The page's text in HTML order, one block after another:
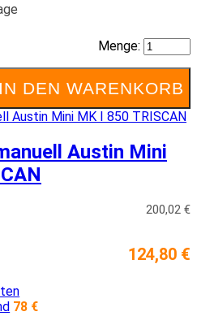
Menge:
IN DEN WARENKORB
Austin Mini
200,02 €
124,80 €
78 €